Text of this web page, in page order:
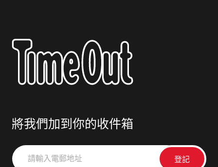
將我們加到你的收件箱
請
輸